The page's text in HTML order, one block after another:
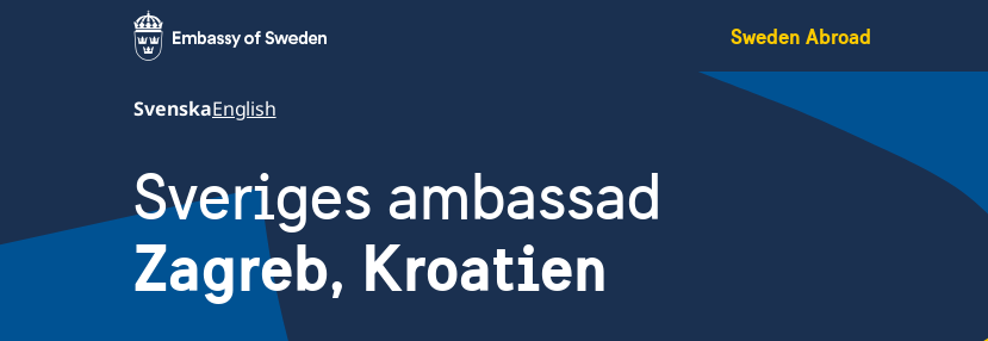
Sweden Abroad
SvenskaEnglish
Sveriges ambassad
Zagreb, Kroatien